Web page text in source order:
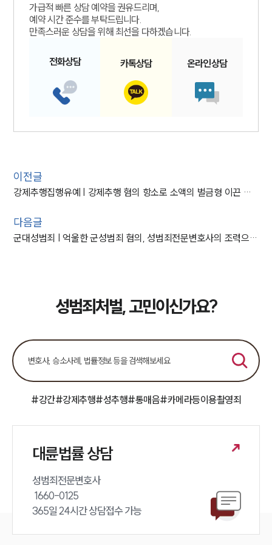
가급적 빠른 상담 예약을 권유드리며,
예약 시간 준수를 부탁드립니다.
만족스러운 상담을 위해 최선을 다하겠습니다.
전화상담 카톡상담 온라인상담
이전글
강제추행집행유예 | 강제추행 혐의 항소로 소액의 벌금형 이끈 강제추행전문변호사
다음글
군대성범죄 | 억울한 군성범죄 혐의, 성범죄전문변호사의 조력으로 불송치
성범죄처벌, 고민이신가요?
#강간#강제추행#성추행#통매음#카메라등이용촬영죄
대륜법률 상담
성범죄전문변호사
365일 24시간 상담접수 가능